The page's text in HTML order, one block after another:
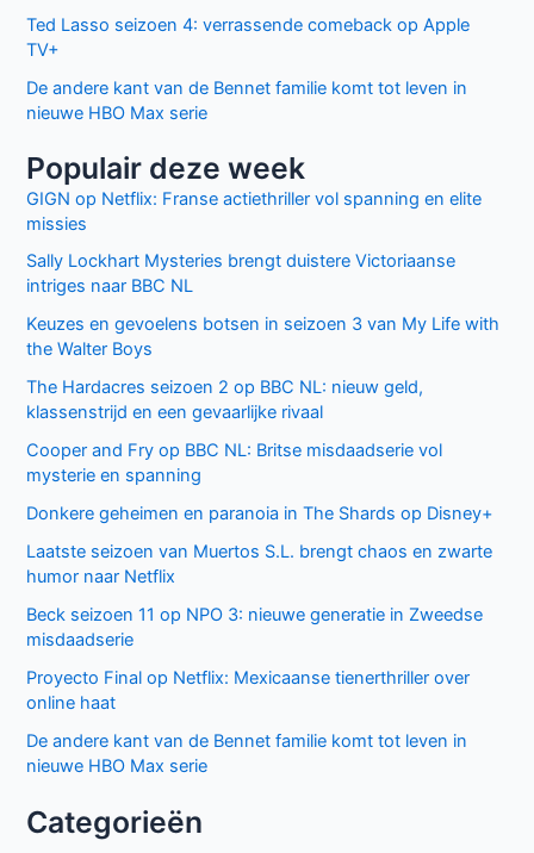
Ted Lasso seizoen 4: verrassende comeback op Apple
TV+
De andere kant van de Bennet familie komt tot leven in
nieuwe HBO Max serie
Populair deze week
GIGN op Netflix: Franse actiethriller vol spanning en elite
missies
Sally Lockhart Mysteries brengt duistere Victoriaanse
intriges naar BBC NL
Keuzes en gevoelens botsen in seizoen 3 van My Life with
the Walter Boys
The Hardacres seizoen 2 op BBC NL: nieuw geld,
klassenstrijd en een gevaarlijke rivaal
Cooper and Fry op BBC NL: Britse misdaadserie vol
mysterie en spanning
Donkere geheimen en paranoia in The Shards op Disney+
Laatste seizoen van Muertos S.L. brengt chaos en zwarte
humor naar Netflix
Beck seizoen 11 op NPO 3: nieuwe generatie in Zweedse
misdaadserie
Proyecto Final op Netflix: Mexicaanse tienerthriller over
online haat
De andere kant van de Bennet familie komt tot leven in
nieuwe HBO Max serie
Categorieën